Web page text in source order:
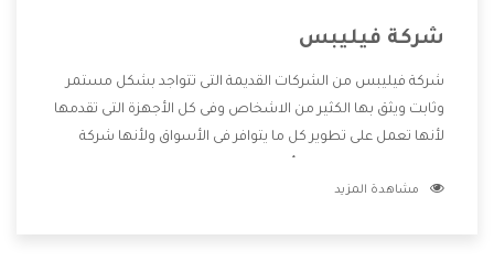
شركة فيليبس
شركة فيليبس من الشركات القديمة التى تتواجد بشكل مستمر
وثابت ويثق بها الكثير من الاشخاص وفى كل الأجهزة التى تقدمها
لأنها تعمل على تطوير كل ما يتوافر فى الأسواق ولأنها شركة
وتقدم للعملاء أقوى العروض والخصومات التى تسهل على
مشاهدة المزيد